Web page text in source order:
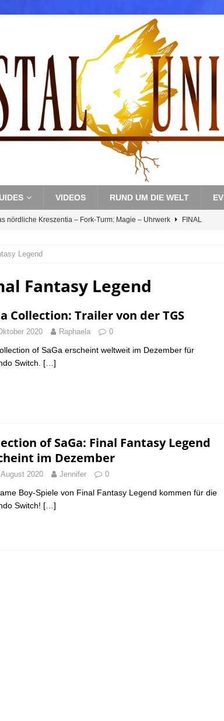
VIDEOS RUND UM DIE WELT
nördliche Kreszentia – Fork-Turm: Magie – Uhrwerk FINAL
nördliche Kreszentia – Fork-Turm: Magie – Boss 3: Nekrophobia
Legend
Fantasy Legend
Collection: Trailer von der TGS
2020 Raphaela 0
of SaGa erscheint weltweit im Dezember für
Switch. […]
of SaGa: Final Fantasy Legend
im Dezember
2020 Jennifer 0
Boy-Spiele von Final Fantasy Legend kommen für die
Switch! […]